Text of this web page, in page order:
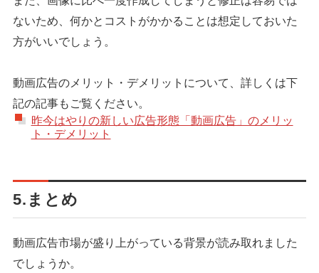
ないため、何かとコストがかかることは想定しておいた
方がいいでしょう。
動画広告のメリット・デメリットについて、詳しくは下
記の記事もご覧ください。
昨今はやりの新しい広告形態「動画広告」のメリッ
ト・デメリット
5.まとめ
動画広告市場が盛り上がっている背景が読み取れました
でしょうか。